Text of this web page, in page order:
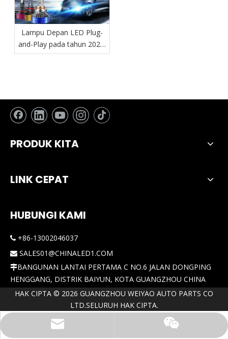
Lampu Depan LED Plug-
and-Play pada tahun 2026:
4 Fitur yang Wajib Dimiliki
PRODUK KITA
LINK CEPAT
HUBUNGI KAMI
 +86-13002046037
 SALES01@CHINALED1.COM
BANGUNAN LANTAI PERTAMA C NO.6 JALAN DONGPING
HENGGANG, DISTRIK BAIYUN, KOTA GUANGZHOU CHINA
HAK CIPTA © 2026 GUANGZHOU WEIYAO AUTO PARTS CO
LTD.SELURUH HAK CIPTA.